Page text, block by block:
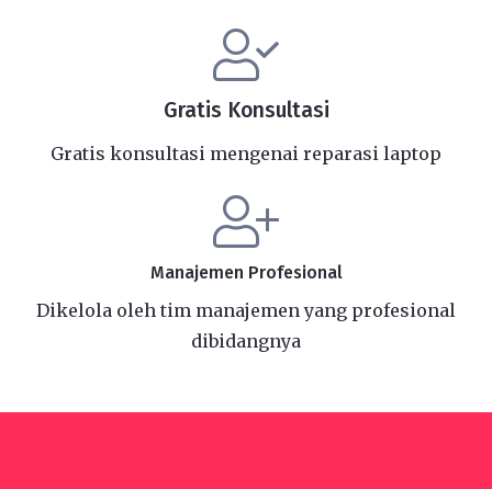
Gratis Konsultasi
Gratis konsultasi mengenai reparasi laptop
Manajemen Profesional
Dikelola oleh tim manajemen yang profesional
dibidangnya